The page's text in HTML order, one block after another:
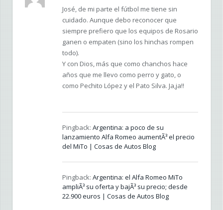
José, de mi parte el fútbol me tiene sin
cuidado. Aunque debo reconocer que
siempre prefiero que los equipos de Rosario
ganen o empaten (sino los hinchas rompen
todo).
Y con Dios, más que como chanchos hace
años que me llevo como perro y gato, o
como Pechito López y el Pato Silva. Ja,ja!!
Pingback: Argentina: a poco de su
lanzamiento Alfa Romeo aumentÃ³ el precio
del MiTo | Cosas de Autos Blog
Pingback: Argentina: el Alfa Romeo MiTo
ampliÃ³ su oferta y bajÃ³ su precio; desde
22.900 euros | Cosas de Autos Blog